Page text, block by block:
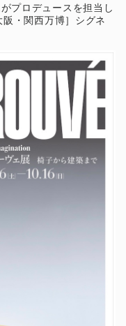
プロデュースを担当し
・関西万博］シグネ